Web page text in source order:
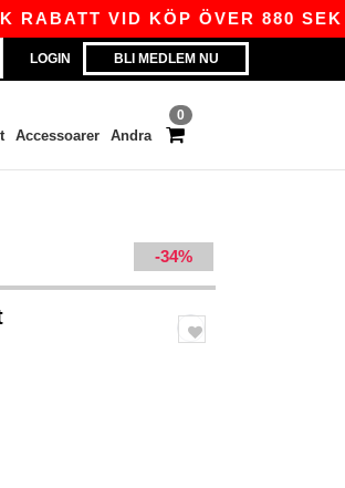
VID KÖP ÖVER 880 SEK
LOGIN BLI MEDLEM NU
0
Accessoarer Andra
-34%